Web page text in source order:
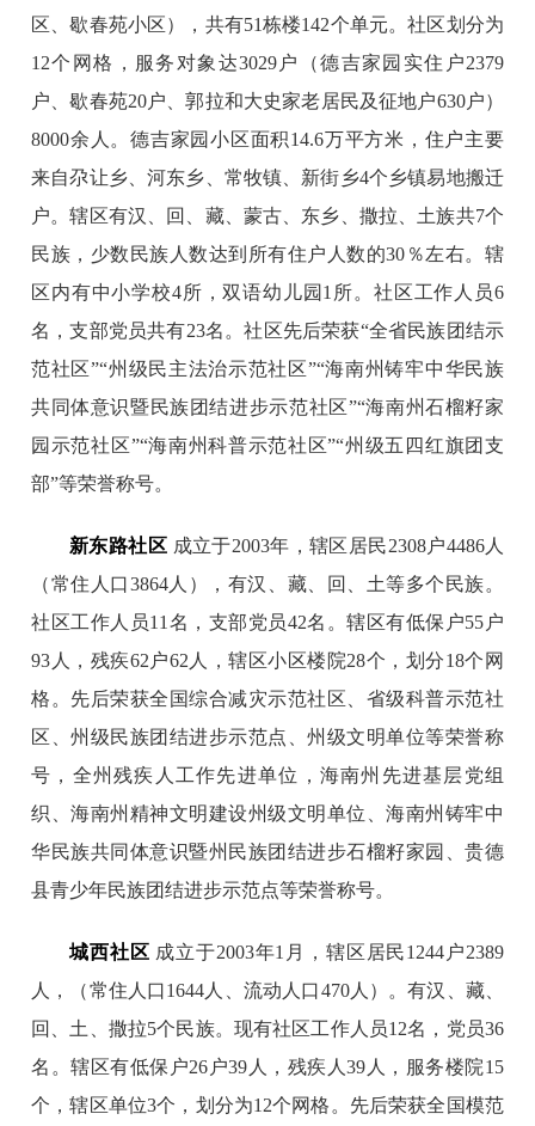
区、歇春苑小区），共有51栋楼142个单元。社区划分为
12个网格，服务对象达3029户（德吉家园实住户2379
户、歇春苑20户、郭拉和大史家老居民及征地户630户）
8000余人。德吉家园小区面积14.6万平方米，住户主要
来自尕让乡、河东乡、常牧镇、新街乡4个乡镇易地搬迁
户。辖区有汉、回、藏、蒙古、东乡、撒拉、土族共7个
民族，少数民族人数达到所有住户人数的30％左右。辖
区内有中小学校4所，双语幼儿园1所。社区工作人员6
名，支部党员共有23名。社区先后荣获“全省民族团结示
范社区”“州级民主法治示范社区”“海南州铸牢中华民族
共同体意识暨民族团结进步示范社区”“海南州石榴籽家
园示范社区”“海南州科普示范社区”“州级五四红旗团支
部”等荣誉称号。
新东路社区 成立于2003年，辖区居民2308户4486人
（常住人口3864人），有汉、藏、回、土等多个民族。
社区工作人员11名，支部党员42名。辖区有低保户55户
93人，残疾62户62人，辖区小区楼院28个，划分18个网
格。先后荣获全国综合减灾示范社区、省级科普示范社
区、州级民族团结进步示范点、州级文明单位等荣誉称
号，全州残疾人工作先进单位，海南州先进基层党组
织、海南州精神文明建设州级文明单位、海南州铸牢中
华民族共同体意识暨州民族团结进步石榴籽家园、贵德
县青少年民族团结进步示范点等荣誉称号。
城西社区 成立于2003年1月，辖区居民1244户2389
人，（常住人口1644人、流动人口470人）。有汉、藏、
回、土、撒拉5个民族。现有社区工作人员12名，党员36
名。辖区有低保户26户39人，残疾人39人，服务楼院15
个，辖区单位3个，划分为12个网格。先后荣获全国模范